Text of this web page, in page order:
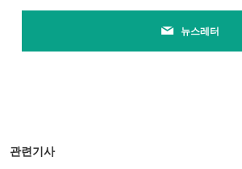
뉴스레터
관련기사